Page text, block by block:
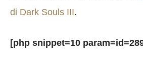
di Dark Souls III.
[php snippet=10